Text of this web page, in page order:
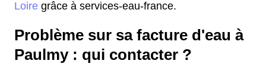
Loire grâce à services-eau-france.
Problème sur sa facture d'eau à
Paulmy : qui contacter ?